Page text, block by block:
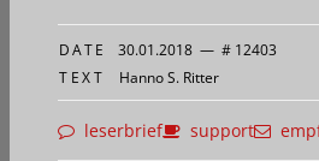
DATE 30.01.2018 — # 12403
TEXT Hanno S. Ritter
leserbrief support